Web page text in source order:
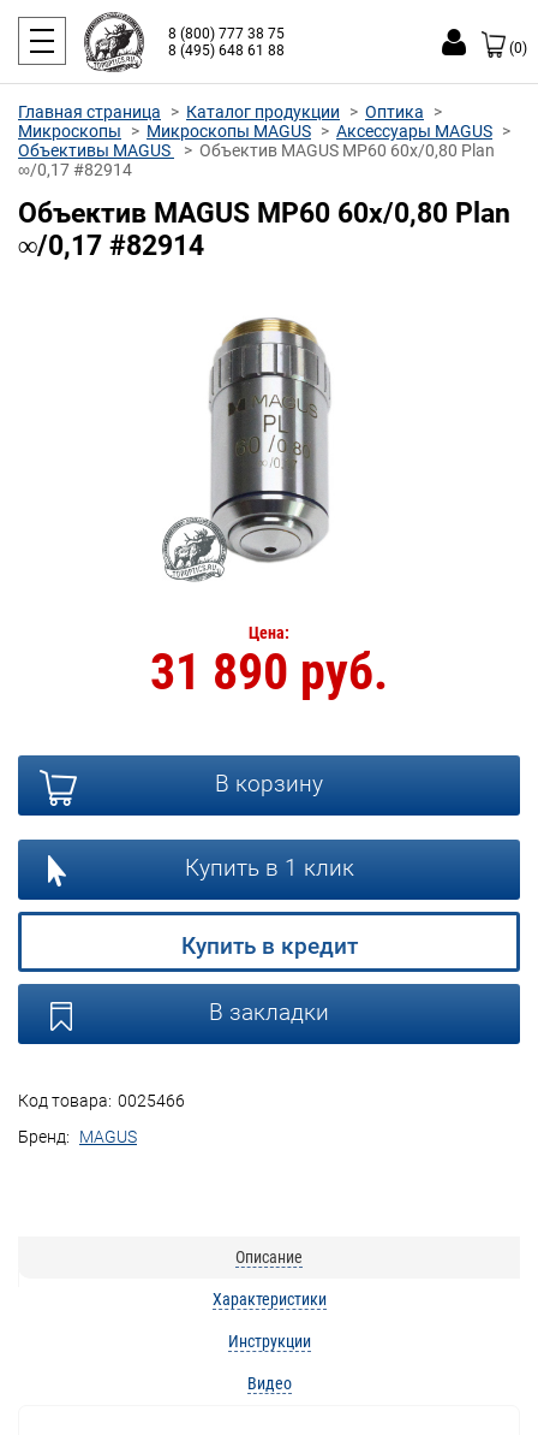
8 (800) 777 38 75
8 (495) 648 61 88
(0)
Главная страница Каталог продукции
Оптика
Микроскопы
Микроскопы MAGUS
Аксессуары MAGUS
Объективы MAGUS
Объектив MAGUS MP60 60х/0,80 Plan
∞/0,17 #82914
Объектив MAGUS MP60 60х/0,80 Plan
∞/0,17 #82914
Код товара: 0025466
Бренд:
MAGUS
Цена:
31 890 руб.
В корзину
Купить в 1 клик
Купить в кредит
В закладки
Описание
Характеристики
Инструкции
Видео